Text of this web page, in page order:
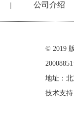
| 公司介绍
© 2019
地址：
技术支